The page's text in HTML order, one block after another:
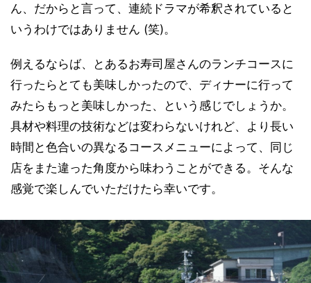
ん、だからと言って、連続ドラマが希釈されていると
いうわけではありません (笑)。
例えるならば、とあるお寿司屋さんのランチコースに
行ったらとても美味しかったので、ディナーに行って
みたらもっと美味しかった、という感じでしょうか。
具材や料理の技術などは変わらないけれど、より長い
時間と色合いの異なるコースメニューによって、同じ
店をまた違った角度から味わうことができる。そんな
感覚で楽しんでいただけたら幸いです。